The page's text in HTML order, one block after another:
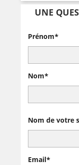
UNE
Prénom*
Nom*
Nom de votre
Email*